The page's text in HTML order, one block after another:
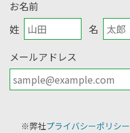
お名前
姓
名
メールアドレス
※弊社プライバシーポリシー